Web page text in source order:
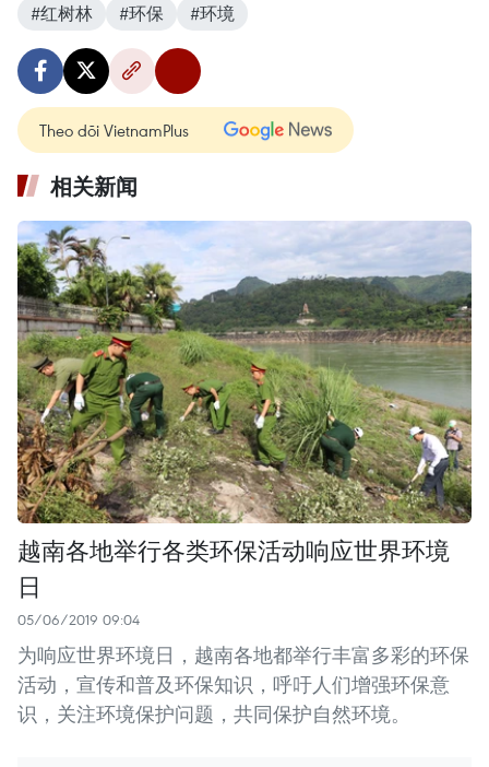
#红树林
#环保 #环境
Theo dõi VietnamPlus
相关新闻
越南各地举行各类环保活动响应世界环境
日
05/06/2019 09:04
为响应世界环境日，越南各地都举行丰富多彩的环保
活动，宣传和普及环保知识，呼吁人们增强环保意
识，关注环境保护问题，共同保护自然环境。